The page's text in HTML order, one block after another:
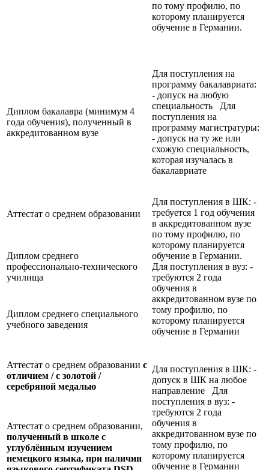
по тому профилю, по
которому планируется
обучение в Германии.
Диплом бакалавра (минимум 4
года обучения), полученный в
аккредитованном вузе
Для поступления на
программу бакалавриата:
- допуск на любую
специальность Для
поступления на
программу магистратуры:
- допуск на ту же или
схожую специальность,
которая изучалась в
бакалавриате
Аттестат о среднем образовании
Для поступления в ШК: -
требуется 1 год обучения
в аккредитованном вузе
по тому профилю, по
которому планируется
обучение в Германии.
Для поступления в вуз: -
требуются 2 года
обучения в
аккредитованном вузе по
тому профилю, по
которому планируется
обучение в Германии
Диплом среднего
профессионально-технического
училища
Диплом среднего специального
учебного заведения
Аттестат о среднем образовании с
отличием / с золотой /
серебряной медалью
Для поступления в ШК: -
допуск в ШК на любое
направление Для
поступления в вуз: -
требуются 2 года
обучения в
аккредитованном вузе по
тому профилю, по
которому планируется
обучение в Германии
Аттестат о среднем образовании,
полученный в школе с
углублённым изучением
немецкого языка, при наличии